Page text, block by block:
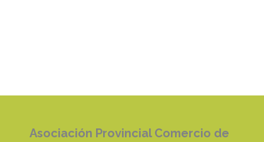
Asociación Provincial Comercio de